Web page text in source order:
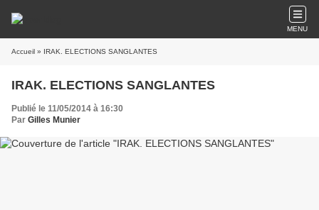
MENU
Accueil » IRAK. ELECTIONS SANGLANTES
IRAK. ELECTIONS SANGLANTES
Publié le 11/05/2014 à 16:30
Par Gilles Munier